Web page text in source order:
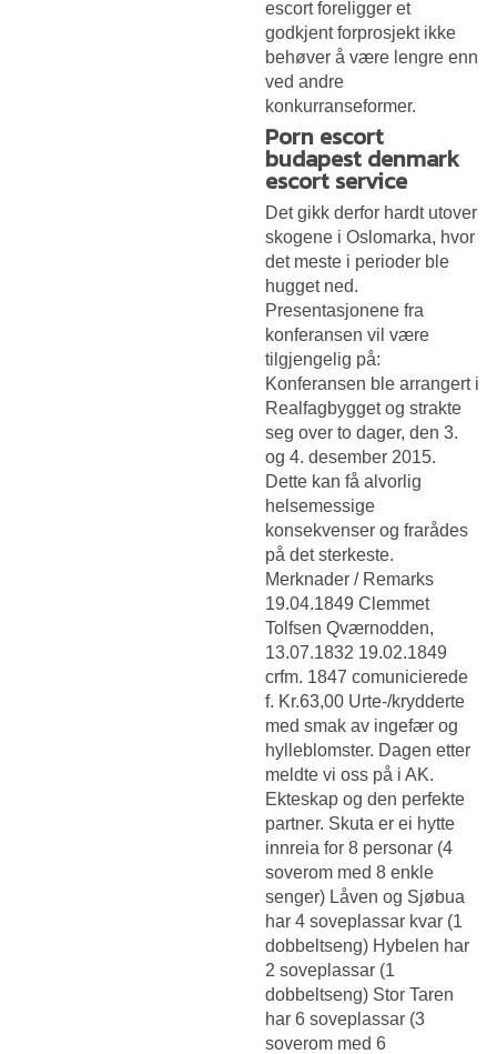
escort foreligger et
godkjent forprosjekt ikke
behøver å være lengre enn
ved andre
konkurranseformer.
Porn escort
budapest denmark
escort service
Det gikk derfor hardt utover
skogene i Oslomarka, hvor
det meste i perioder ble
hugget ned.
Presentasjonene fra
konferansen vil være
tilgjengelig på:
Konferansen ble arrangert i
Realfagbygget og strakte
seg over to dager, den 3.
og 4. desember 2015.
Dette kan få alvorlig
helsemessige
konsekvenser og frarådes
på det sterkeste.
Merknader / Remarks
19.04.1849 Clemmet
Tolfsen Qværnodden,
13.07.1832 19.02.1849
crfm. 1847 comunicierede
f. Kr.63,00 Urte-/krydderte
med smak av ingefær og
hylleblomster. Dagen etter
meldte vi oss på i AK.
Ekteskap og den perfekte
partner. Skuta er ei hytte
innreia for 8 personar (4
soverom med 8 enkle
senger) Låven og Sjøbua
har 4 soveplassar kvar (1
dobbeltseng) Hybelen har
2 soveplassar (1
dobbeltseng) Stor Taren
har 6 soveplassar (3
soverom med 6